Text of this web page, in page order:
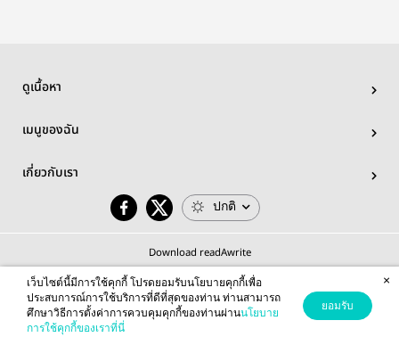
ดูเนื้อหา
เมนูของฉัน
เกี่ยวกับเรา
ปกติ
Download readAwrite
© 2026 readAwrite.com by MEB Corporation Public Company Limited
This site is protected by reCAPTCHA and the Google
เว็บไซต์นี้มีการใช้คุกกี้ โปรดยอมรับนโยบายคุกกี้เพื่อ
ประสบการณ์การใช้บริการที่ดีที่สุดของท่าน ท่านสามารถ
ศึกษาวิธีการตั้งค่าการควบคุมคุกกี้ของท่านผ่านนโยบาย
การใช้คุกกี้ของเราที่นี่
ยอมรับ
×